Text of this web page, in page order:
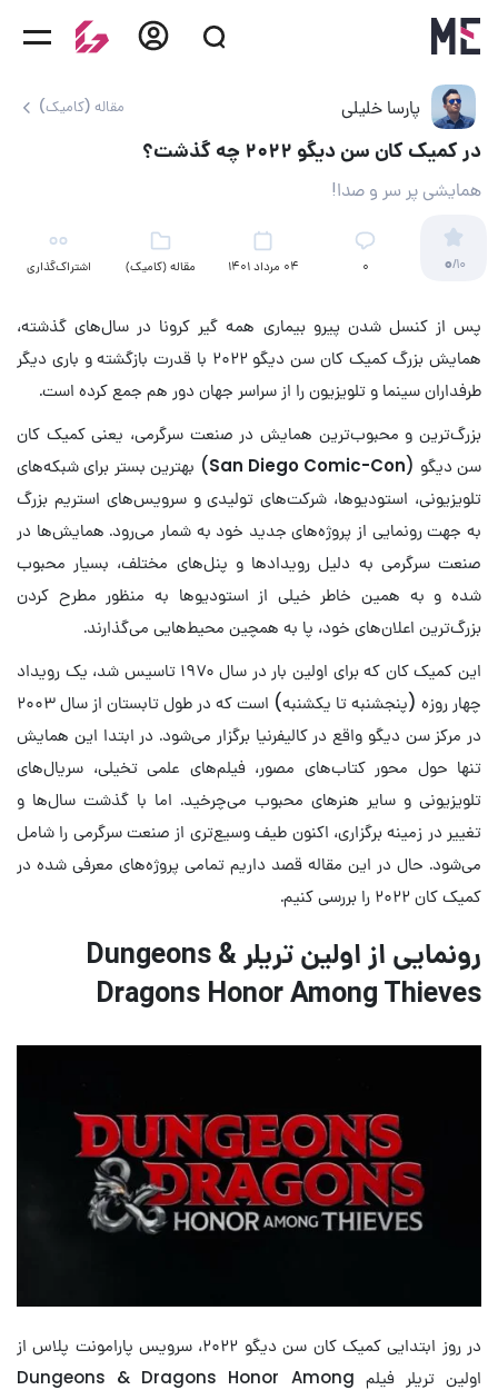
پارسا خلیلی مقاله (کامیک)
در کمیک کان سن دیگو ۲۰۲۲ چه گذشت؟
همایشی پر سر و صدا!
0/10 ۰ 04 مرداد 1401 مقاله (کامیک) اشتراک‌گذاری
پس از کنسل شدن پیرو بیماری همه گیر کرونا در سال‌های گذشته،
همایش بزرگ کمیک کان سن دیگو ۲۰۲۲ با قدرت بازگشته و باری دیگر
طرفداران سینما و تلویزیون را از سراسر جهان دور هم جمع ‌کرده است.
بزرگ‌ترین و محبوب‌ترین همایش در صنعت سرگرمی، یعنی کمیک کان
سن دیگو (San Diego Comic-Con) بهترین بستر برای شبکه‌های
تلویزیونی، استودیوها، شرکت‌های تولیدی و سرویس‌های استریم بزرگ
به جهت رونمایی از پروژه‌های جدید خود به‌ شمار می‌رود. همایش‌ها در
صنعت سرگرمی به دلیل رویدادها و پنل‌های مختلف، بسیار محبوب
شده‌ و به همین خاطر خیلی از استودیوها به منظور مطرح کردن
بزرگ‌ترین اعلان‌های خود، پا به همچین محیط‌هایی می‌گذارند.
این کمیک کان که برای اولین بار در سال ۱۹۷۰ تاسیس شد، یک رویداد
چهار روزه (پنجشنبه تا یکشنبه) است که در طول تابستان از سال ۲۰۰۳
در مرکز سن دیگو واقع در کالیفرنیا برگزار می‌شود. در ابتدا این همایش
تنها حول محور کتاب‌های مصور، فیلم‌های علمی تخیلی، سریال‌های
تلویزیونی و سایر هنرهای محبوب می‌چرخید. اما با گذشت سال‌ها و
تغییر در زمینه برگزاری، اکنون طیف وسیع‌تری از صنعت سرگرمی را شامل
می‌شود. حال در این مقاله قصد داریم تمامی پروژه‌های معرفی شده در
کمیک کان ۲۰۲۲ را بررسی کنیم.
رونمایی از اولین تریلر Dungeons &
Dragons Honor Among Thieves
در روز ابتدایی کمیک کان سن دیگو ۲۰۲۲، سرویس پارامونت پلاس از
اولین تریلر فیلم Dungeons & Dragons Honor Among